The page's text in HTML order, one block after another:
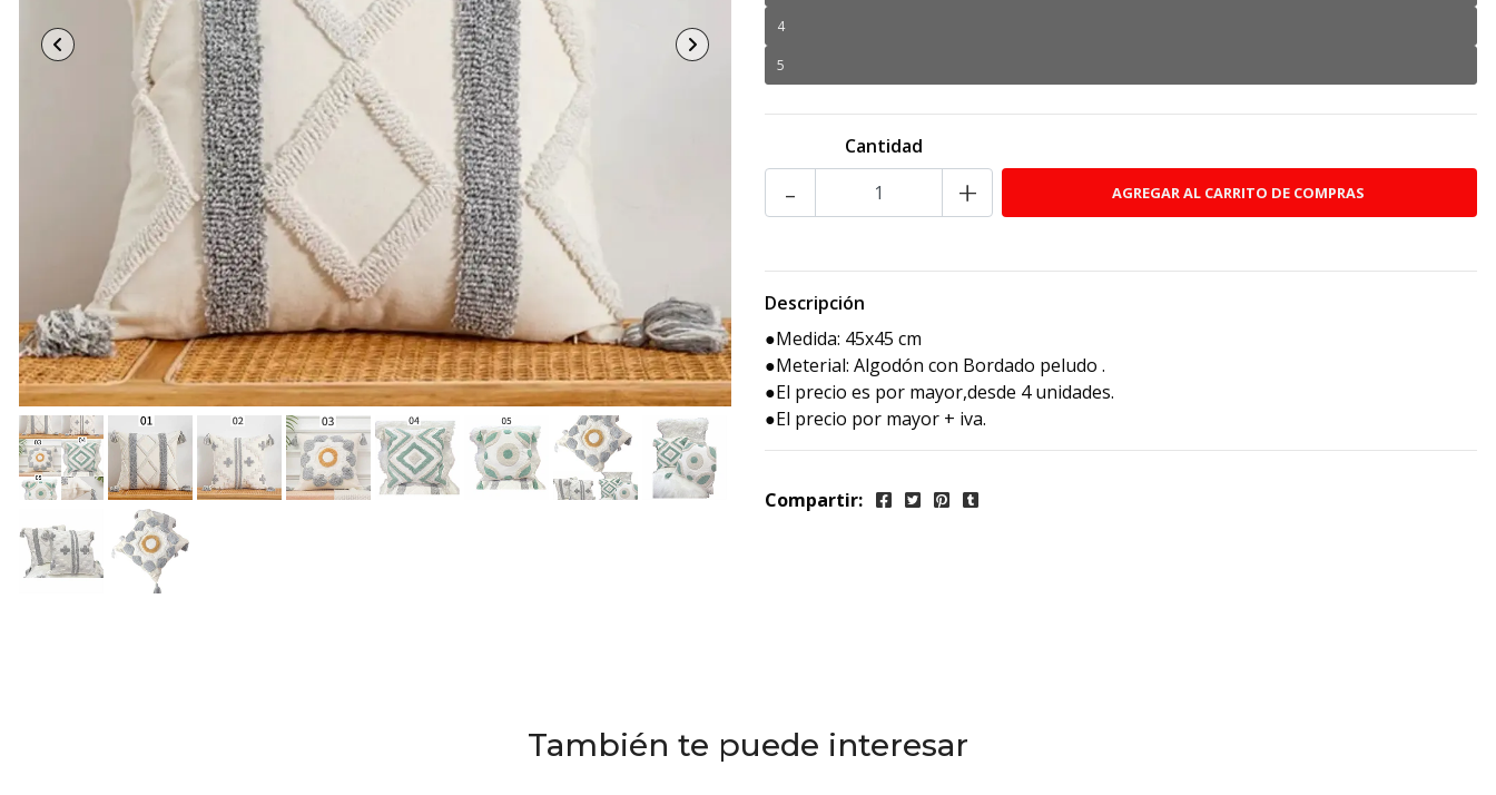
4
5
Cantidad
- +
Descripción
●Medida: 45x45 cm
●Meterial: Algodón con Bordado peludo .
●El precio es por mayor,desde 4 unidades.
●El precio por mayor + iva.
Compartir:
También te puede interesar